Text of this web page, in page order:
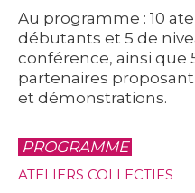
Au programme : 10
débutants et 5 de
conférence, ainsi que
partenaires
et démonstrations.
PROGRAMME
ATELIERS COLLECTIFS